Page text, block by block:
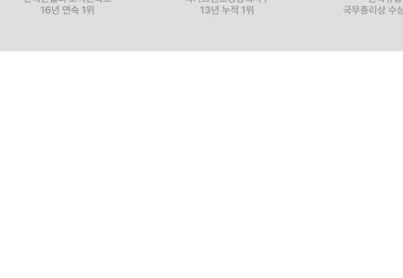
일만큼은 놓지 않기를 바란다. 그의 최종 변론은